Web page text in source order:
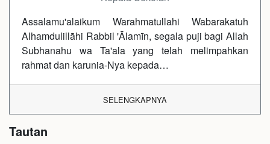
Assalamu'alaikum Warahmatullahi Wabarakatuh
Alhamdulillāhi Rabbil 'Ālamīn, segala puji bagi Allah
Subhanahu wa Ta'ala yang telah melimpahkan
rahmat dan karunia-Nya kepada…
SELENGKAPNYA
Tautan